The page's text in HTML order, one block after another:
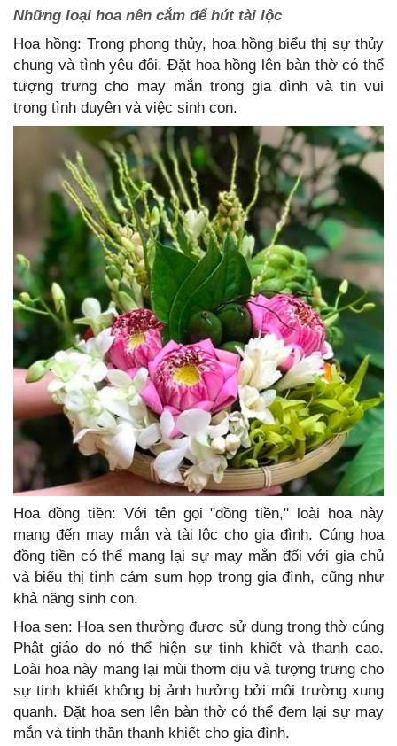
Những loại hoa nên cắm để hút tài lộc
Hoa hồng: Trong phong thủy, hoa hồng biểu thị sự thủy
chung và tình yêu đôi. Đặt hoa hồng lên bàn thờ có thể
tượng trưng cho may mắn trong gia đình và tin vui
trong tình duyên và việc sinh con.
Hoa đồng tiền: Với tên gọi "đồng tiền," loài hoa này
mang đến may mắn và tài lộc cho gia đình. Cúng hoa
đồng tiền có thể mang lại sự may mắn đối với gia chủ
và biểu thị tình cảm sum họp trong gia đình, cũng như
khả năng sinh con.
Hoa sen: Hoa sen thường được sử dụng trong thờ cúng
Phật giáo do nó thể hiện sự tinh khiết và thanh cao.
Loài hoa này mang lại mùi thơm dịu và tượng trưng cho
sự tinh khiết không bị ảnh hưởng bởi môi trường xung
quanh. Đặt hoa sen lên bàn thờ có thể đem lại sự may
mắn và tinh thần thanh khiết cho gia đình.